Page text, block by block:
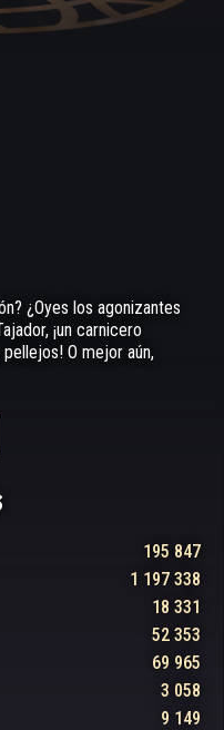
¿Oyes los agonizantes
¡un carnicero
O mejor aún,
195 847
1 197 338
18 331
52 353
69 965
3 058
9 149